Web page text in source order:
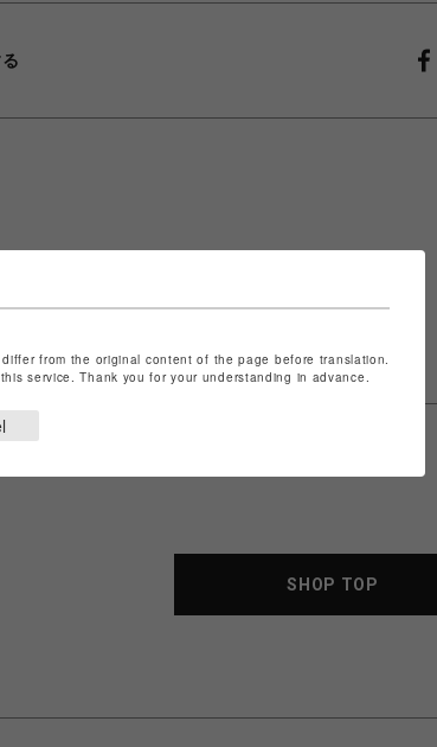
SHOP TOP
from the original content of the page before translation.
service. Thank you for your understanding in advance.